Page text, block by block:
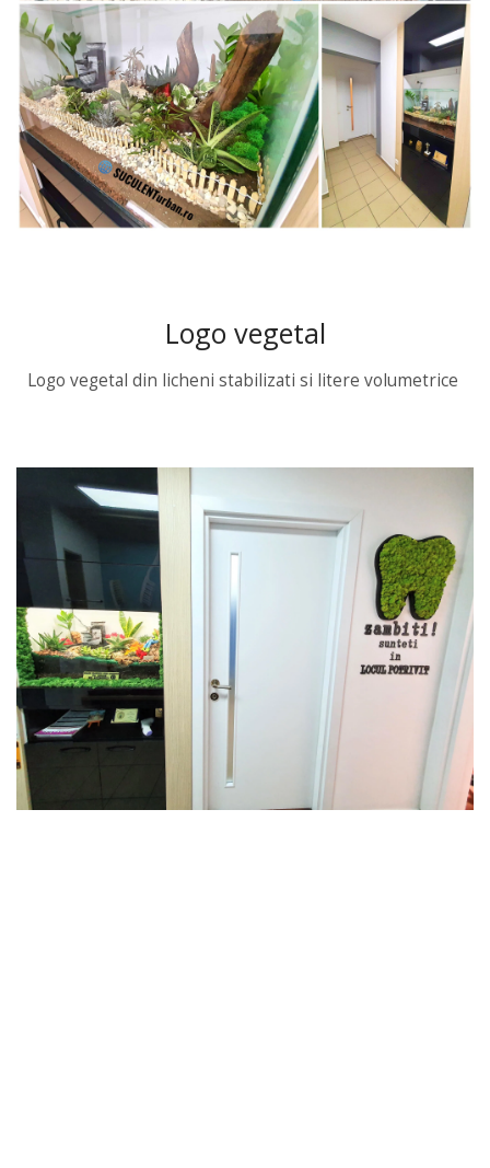
Logo vegetal
Logo vegetal din licheni stabilizati si litere volumetrice